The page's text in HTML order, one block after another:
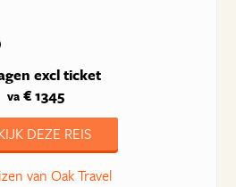
excl ticket
va € 1345
DEZE REIS
van Oak Travel